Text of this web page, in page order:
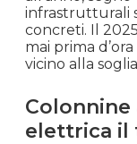
infrastrutturali
concreti. Il
mai prima
vicino alla
elettrica il